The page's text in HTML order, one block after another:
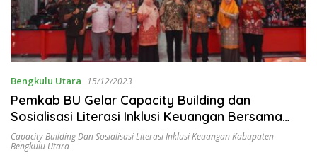
Bengkulu Utara 15/12/2023
Pemkab BU Gelar Capacity Building dan
Sosialisasi Literasi Inklusi Keuangan Bersama
OJK Bengkulu
Capacity Building Dan Sosialisasi Literasi Inklusi Keuangan Kabupaten
Bengkulu Utara